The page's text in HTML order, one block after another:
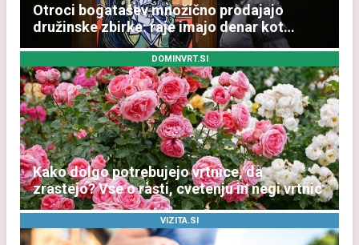
Otroci bogatašev množično prodajajo
družinske zbirke: raje imajo denar kot
DOMINVRT.SI
Kako dolgo potrebujejo vrtnice, da
zrastejo? Vse o rasti, cvetenju in negi vrtnic
VIZITA.SI